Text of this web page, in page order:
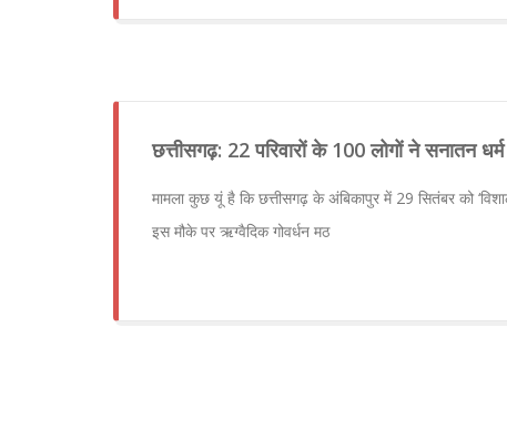
छत्तीसगढ़: 22 परिवारों के 100 लोगों ने सनातन
मामला कुछ यूं है कि छत्तीसगढ़ के अंबिकापुर में 29 सितंबर को
इस मौके पर ऋग्वैदिक गोवर्धन मठ